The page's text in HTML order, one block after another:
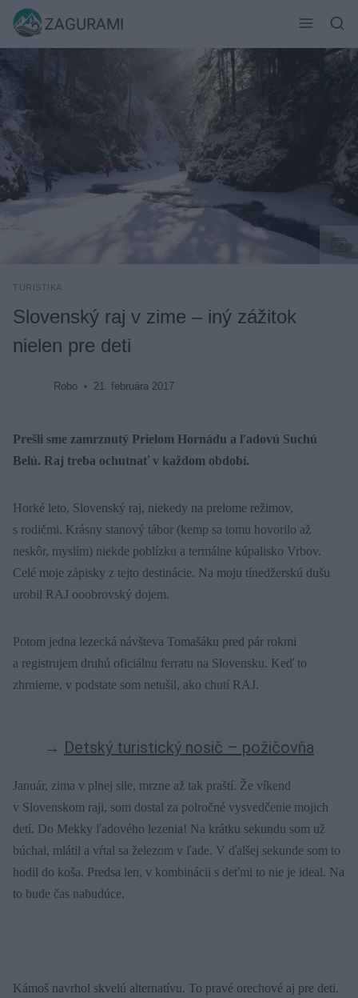
Skip
ZAGURAMI
TURISTIKA
Slovenský raj v zime – iný zážitok
nielen pre deti
Robo 21. februára 2017
Prešli sme zamrznutý Prielom Hornádu a ľadovú Suchú
Belú. Raj treba ochutnať v každom období.
Horké leto, Slovenský raj, niekedy na prelome režimov,
s rodičmi. Krásny stanový tábor (kemp sa tomu hovorilo až
neskôr, myslím) niekde poblízku a termálne kúpalisko Vrbov.
Celé moje zápisky z tejto destinácie. Na moju tínedžerskú dušu
urobil RAJ ooobrovský dojem.
Potom jedna lezecká návšteva Tomašáku pred pár rokmi
a registrujem druhú oficiálnu ferratu na Slovensku. Keď to
zhrnieme, v podstate som netušil, ako chutí RAJ.
→ Detský turistický nosič – požičovňa
Január, zima v plnej sile, mrzne až tak praští. Že víkend
v Slovenskom raji, som dostal za polročné vysvedčenie mojich
detí. Do Mekky ľadového lezenia! Na krátku sekundu som už
búchal, mlátil a vŕtal sa železom v ľade. V ďalšej sekunde som to
hodil do koša. Predsa len, v kombinácii s deťmi to nie je ideal. Na
to bude čas nabudúce.
Kámoš navrhol skvelú alternatívu. To pravé orechové aj pre deti.